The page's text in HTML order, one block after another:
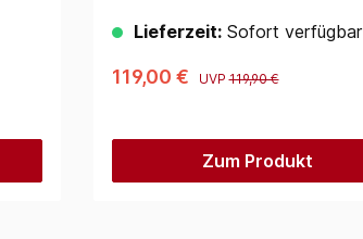
Lieferzeit:Sofort verfügbar
119,00 € UVP119,90 €
Zum Produkt